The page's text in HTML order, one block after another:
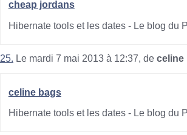
cheap jordans
Hibernate tools et les dates - Le blog du
25. Le mardi 7 mai 2013 à 12:37, de celine
celine bags
Hibernate tools et les dates - Le blog du